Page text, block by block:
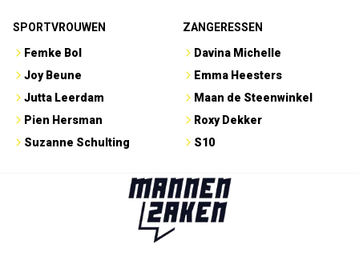
SPORTVROUWEN
Femke Bol
Joy Beune
Jutta Leerdam
Pien Hersman
Suzanne Schulting
ZANGERESSEN
Davina Michelle
Emma Heesters
Maan de Steenwinkel
Roxy Dekker
S10